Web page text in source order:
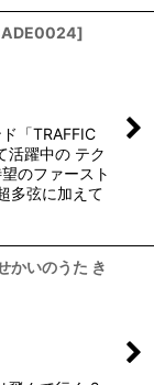
]
「TRAFFIC
活躍中の テク
のファースト
多弦に加えて
かいのうた き